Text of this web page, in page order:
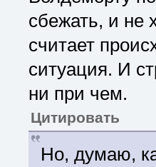
сбежать, и не
считает
ситуация. И
ни при чем.
Цитировать
Но, думаю,